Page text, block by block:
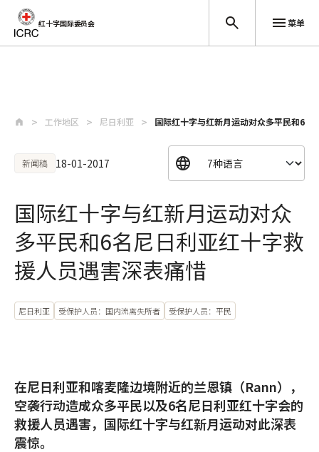
红十字国际委员会 菜单
工作地区 尼日利亚 国际红十字与红新月运动对众多平民和6名
新闻稿 18-01-2017
国际红十字与红新月运动对众
多平民和6名尼日利亚红十字救
援人员遇害深表痛惜
尼日利亚 受保护人员：国内流离失所者 受保护人员：平民
在尼日利亚和喀麦隆边境附近的兰恩镇（Rann），
空袭行动造成众多平民以及6名尼日利亚红十字会的
救援人员遇害，国际红十字与红新月运动对此深表
震惊。